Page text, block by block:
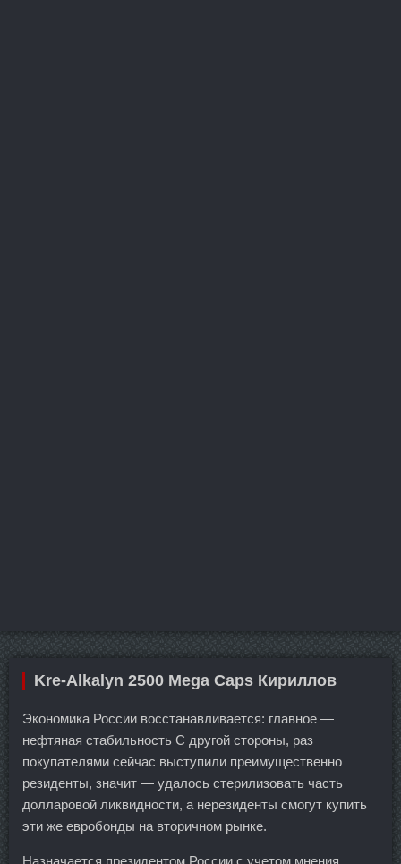
Kre-Alkalyn 2500 Mega Caps Кириллов
Экономика России восстанавливается: главное —
нефтяная стабильность С другой стороны, раз
покупателями сейчас выступили преимущественно
резиденты, значит — удалось стерилизовать часть
долларовой ликвидности, а нерезиденты смогут купить
эти же евробонды на вторичном рынке.